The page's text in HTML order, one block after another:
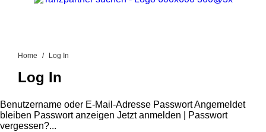
Home Log In
Log In
Benutzername oder E-Mail-Adresse Passwort Angemeldet
bleiben Passwort anzeigen Jetzt anmelden | Passwort
vergessen?...